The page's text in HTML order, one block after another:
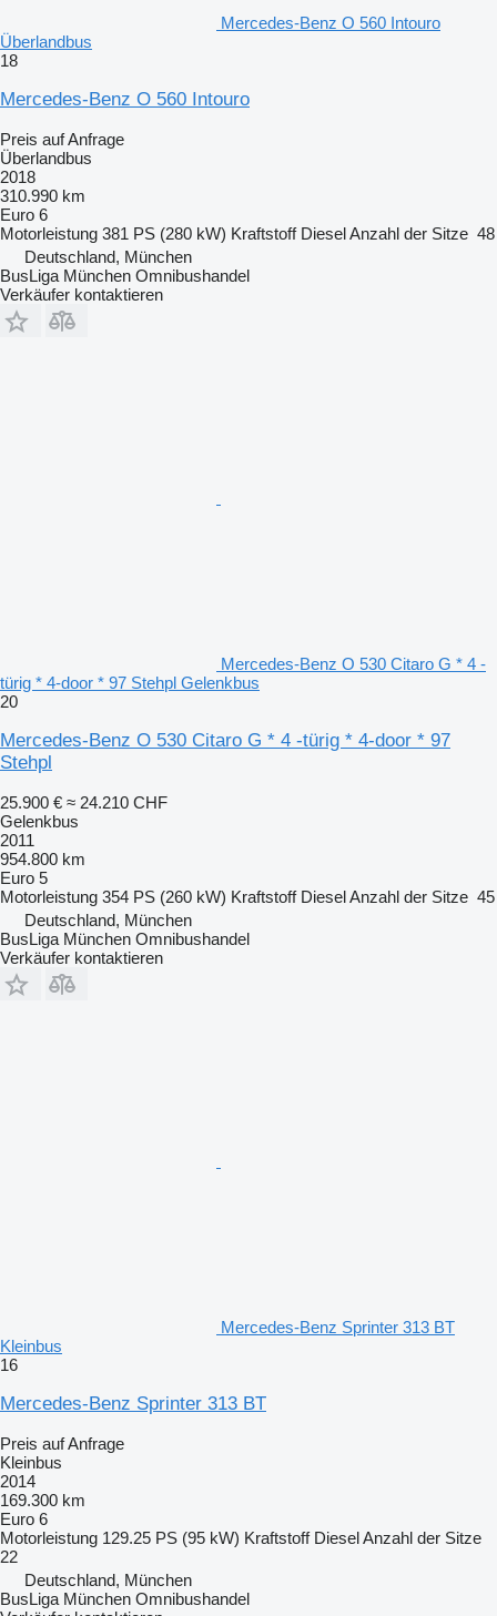
Mercedes-Benz O 560 Intouro
Überlandbus
18
Mercedes-Benz O 560 Intouro
Preis auf Anfrage
Überlandbus
2018
310.990 km
Euro 6
Motorleistung 381 PS (280 kW) Kraftstoff DieselAnzahl der Sitze 48
Deutschland, München
BusLiga München Omnibushandel
Verkäufer kontaktieren
Mercedes-Benz O 530 Citaro G * 4 -
türig * 4-door * 97 Stehpl Gelenkbus
20
Mercedes-Benz O 530 Citaro G * 4 -türig * 4-door * 97
Stehpl
25.900 € ≈ 24.210 CHF
Gelenkbus
2011
954.800 km
Euro 5
Motorleistung 354 PS (260 kW) Kraftstoff DieselAnzahl der Sitze 45
Deutschland, München
BusLiga München Omnibushandel
Verkäufer kontaktieren
Mercedes-Benz Sprinter 313 BT
Kleinbus
16
Mercedes-Benz Sprinter 313 BT
Preis auf Anfrage
Kleinbus
2014
169.300 km
Euro 6
Motorleistung 129.25 PS (95 kW) Kraftstoff DieselAnzahl der Sitze
22
Deutschland, München
BusLiga München Omnibushandel